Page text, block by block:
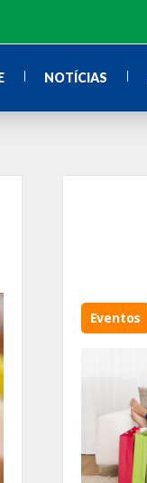
NOTÍCIAS
Eventos